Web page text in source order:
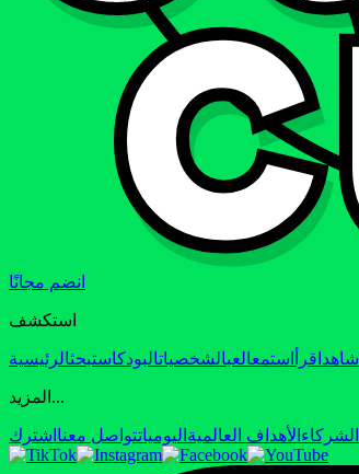
انضم مجانًا
استكشف
شاهد اقرأ استمعالعبالشخصياتالبودكاستبحثالرئيسية
المزيد...
الشركاء الأهداف العالمية اليومياتتواصل معنا اشترك